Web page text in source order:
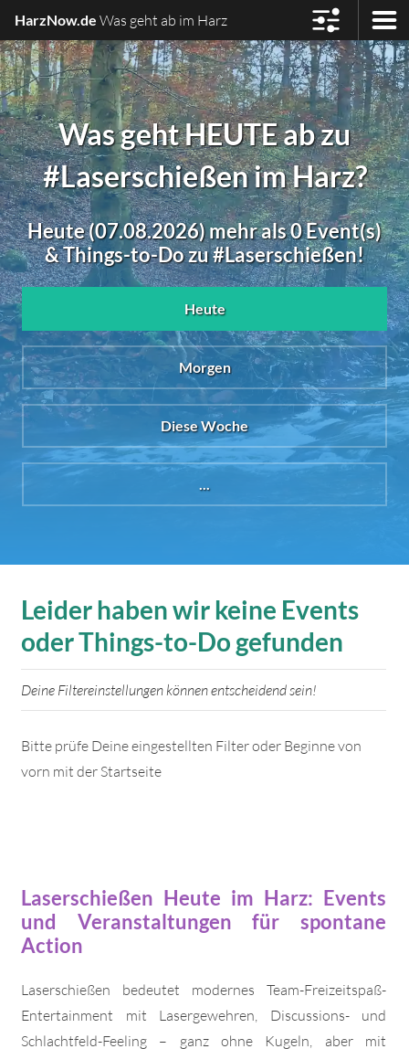
HarzNow.de Was geht ab im Harz
Was geht HEUTE ab zu
#Laserschießen im Harz?
Heute (07.08.2026) mehr als 0 Event(s)
& Things-to-Do zu #Laserschießen!
Heute
Morgen
Diese Woche
Leider haben wir keine Events
oder Things-to-Do gefunden
Deine Filtereinstellungen können entscheidend sein!
Bitte prüfe Deine eingestellten Filter oder Beginne von
vorn mit der Startseite
Laserschießen Heute im Harz: Events
und Veranstaltungen für spontane
Action
Laserschießen bedeutet modernes Team-Freizeitspaß-
Entertainment mit Lasergewehren, Discussions- und
Schlachtfeld-Feeling – ganz ohne Kugeln, aber mit